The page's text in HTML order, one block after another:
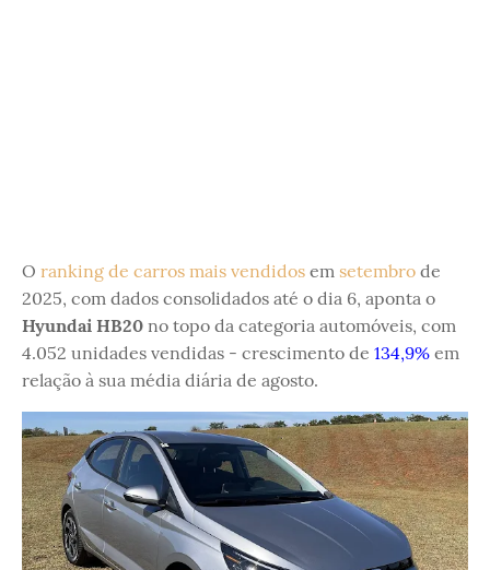
O ranking de carros mais vendidos em setembro de
2025, com dados consolidados até o dia 6, aponta o
Hyundai HB20 no topo da categoria automóveis, com
4.052 unidades vendidas - crescimento de 134,9% em
relação à sua média diária de agosto.